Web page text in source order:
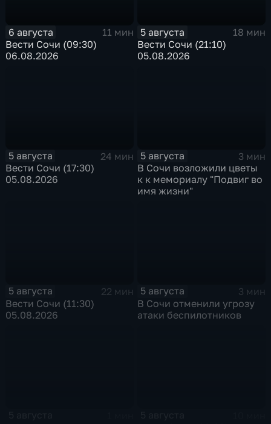
6 августа
11 мин
Вести Сочи (09:30)
06.08.2026
5 августа
18 мин
Вести Сочи (21:10)
05.08.2026
5 августа
24 мин
Вести Сочи (17:30)
05.08.2026
5 августа
3 мин
В Сочи возложили цветы
к к мемориалу "Подвиг во
имя жизни"
5 августа
22 мин
Вести Сочи (11:30)
05.08.2026
5 августа
3 мин
В Сочи отменили угрозу
атаки беспилотников